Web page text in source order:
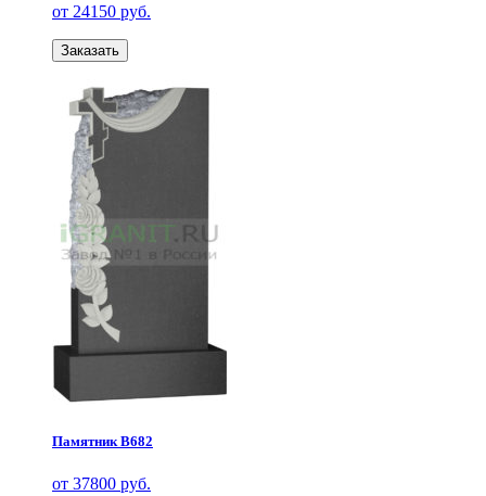
от 24150 руб.
Заказать
Памятник В682
от 37800 руб.